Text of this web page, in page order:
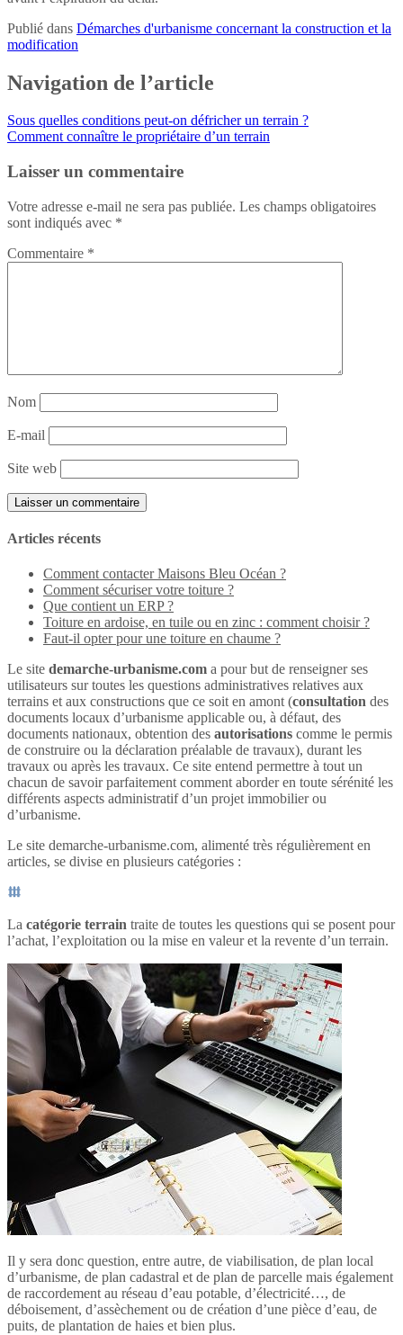
Publié dans Démarches d'urbanisme concernant la construction et la
modification
Navigation de l’article
Sous quelles conditions peut-on défricher un terrain ?
Comment connaître le propriétaire d’un terrain
Laisser un commentaire
Votre adresse e-mail ne sera pas publiée. Les champs obligatoires
sont indiqués avec *
Commentaire *
Nom
E-mail
Site web
Articles récents
Comment contacter Maisons Bleu Océan ?
Comment sécuriser votre toiture ?
Que contient un ERP ?
Toiture en ardoise, en tuile ou en zinc : comment choisir ?
Faut-il opter pour une toiture en chaume ?
Le site demarche-urbanisme.com a pour but de renseigner ses
utilisateurs sur toutes les questions administratives relatives aux
terrains et aux constructions que ce soit en amont (consultation des
documents locaux d’urbanisme applicable ou, à défaut, des
documents nationaux, obtention des autorisations comme le permis
de construire ou la déclaration préalable de travaux), durant les
travaux ou après les travaux. Ce site entend permettre à tout un
chacun de savoir parfaitement comment aborder en toute sérénité les
différents aspects administratif d’un projet immobilier ou
d’urbanisme.
Le site demarche-urbanisme.com, alimenté très régulièrement en
articles, se divise en plusieurs catégories :
La catégorie terrain traite de toutes les questions qui se posent pour
l’achat, l’exploitation ou la mise en valeur et la revente d’un terrain.
Il y sera donc question, entre autre, de viabilisation, de plan local
d’urbanisme, de plan cadastral et de plan de parcelle mais également
de raccordement au réseau d’eau potable, d’électricité…, de
déboisement, d’assèchement ou de création d’une pièce d’eau, de
puits, de plantation de haies et bien plus.